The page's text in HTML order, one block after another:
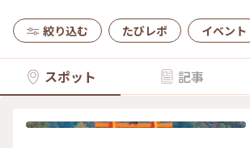
絞り込む たびレポ イベント
スポット 記事